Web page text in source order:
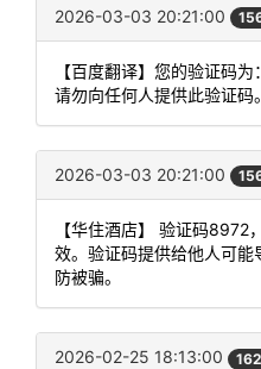
2026-03-03 20:21:00
【百度翻译】您的验证码
请勿向任何人提供此验证码。
2026-03-03 20:21:00
【华住酒店】 验证码8972
效。验证码提供给他人可
防被骗。
2026-02-25 18:13:00